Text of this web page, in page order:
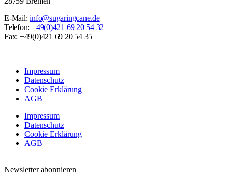
E-Mail:info@sugaringcane.de
Telefon: +49(0)421 69 20 54 32
Fax: +49(0)421 69 20 54 35
Impressum
Datenschutz
Cookie Erklärung
AGB
Impressum
Datenschutz
Cookie Erklärung
AGB
Newsletter abonnieren